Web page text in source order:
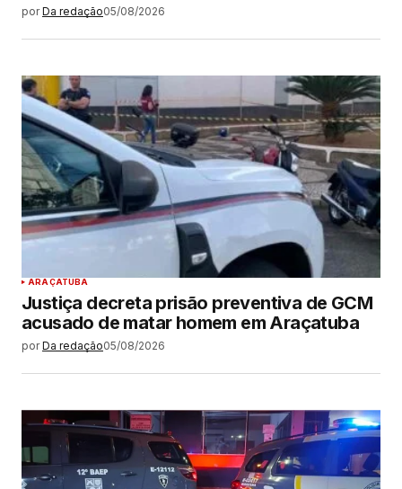
por Da redação05/08/2026
ARAÇATUBA
Justiça decreta prisão preventiva de GCM
acusado de matar homem em Araçatuba
por Da redação05/08/2026